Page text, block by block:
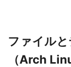
ファイル
（Arch